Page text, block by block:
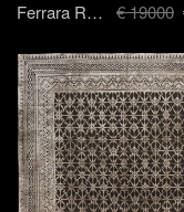
Ferrara Radi Rocked - 250x300 cm € 19000